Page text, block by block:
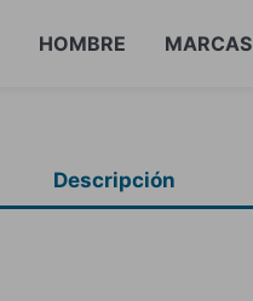
HOMBRE MARCAS
Descripción